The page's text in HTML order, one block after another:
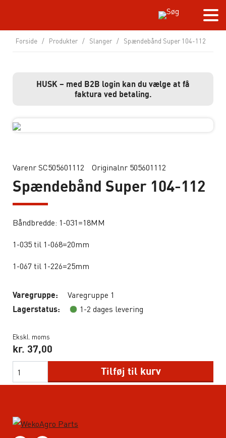
Forside / Produkter / Slanger / Spændebånd Super 104-112
HUSK – med B2B login kan du vælge at få
faktura ved betaling.
Varenr SC505601112 Originalnr 505601112
Spændebånd Super 104-112
Båndbredde: 1-031=18MM
1-035 til 1-068=20mm
1-067 til 1-226=25mm
Varegruppe: Varegruppe 1
Lagerstatus: 1-2 dages levering
Ekskl. moms
kr. 37,00
Tilføj til kurv